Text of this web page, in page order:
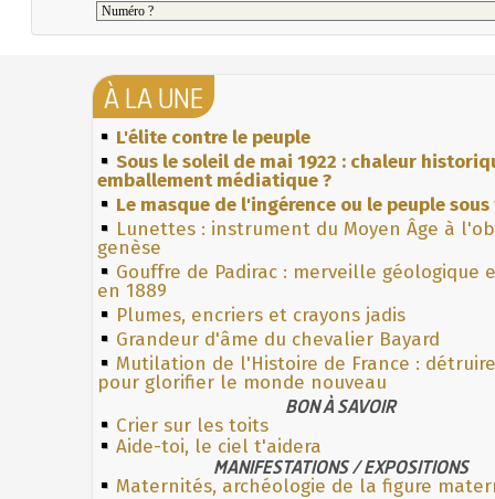
À LA UNE
L'élite contre le peuple
Sous le soleil de mai 1922 : chaleur
emballement médiatique ?
Le masque de l'ingérence ou le peuple
Lunettes : instrument du Moyen Âge à
genèse
Gouffre de Padirac : merveille géologique
en 1889
Plumes, encriers et crayons jadis
Grandeur d'âme du chevalier Bayard
Mutilation de l'Histoire de France :
pour glorifier le monde nouveau
BON À SAVOIR
Crier sur les toits
Aide-toi, le ciel t'aidera
MANIFESTATIONS / EXPOSITIONS
Maternités, archéologie de la figure